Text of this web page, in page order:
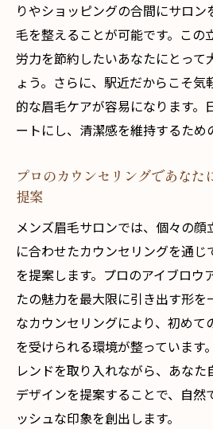
プロの手による丁寧な
ワックスを使った最新
自分に合った眉毛スタ
眉毛で演出する印象と
プロのアドバイスで毎
忙しいあなたにおすすめ！
仕事帰りでも立ち寄れ
短時間で効果的な眉毛
忙しいビジネスマンに
時間を無駄にしない効
駅近だから急な予定変
眉毛ケアで一日をフレ
カウンセリングで魅力を引
ザインの秘訣
りやショッピングの合間にサロ
毛を整えることが可能です。この
労力を節約したいあなたにとって
ょう。さらに、駅近だからこそ気
的な眉毛ケアが容易になります。
ートにし、清潔感を維持するため
プロのカウンセリングであなた
提案
メンズ眉毛サロンでは、個々の顔
に合わせたカウンセリングを通じ
を提案します。プロのアイブロウ
たの魅力を最大限に引き出す形を
なカウンセリングにより、初めて
を受けられる環境が整っています
レンドを取り入れながら、あな
デザインを提案することで、自然
ッシュな印象を創出します。